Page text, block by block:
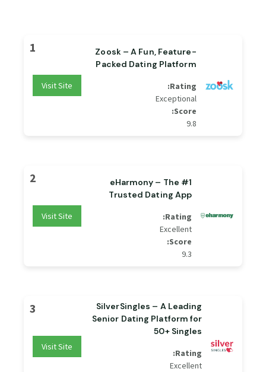
1
Zoosk – A Fun, Feature-
Packed Dating Platform
Rating:
Exceptional
Score:
9.8
Visit Site
2
eHarmony – The #1
Trusted Dating App
Rating:
Excellent
Score:
9.3
Visit Site
3
SilverSingles – A Leading
Senior Dating Platform for
50+ Singles
Rating:
Excellent
Visit Site